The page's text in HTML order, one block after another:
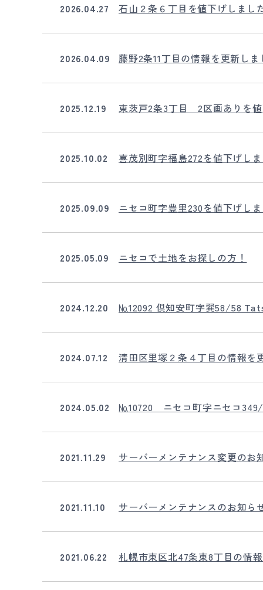
2026.04.27 石山２条６丁目を値下げしまし
2026.04.09 藤野2条11丁目の情報を更新しま
2025.12.19 東茨戸2条3丁目 2区画ありを値
2025.10.02 喜茂別町字福島272を値下げしま
2025.09.09 ニセコ町字豊里230を値下げしま
2025.05.09 ニセコで土地をお探しの方！
2024.12.20 №12092 倶知安町字巽58/58
2024.07.12 清田区里塚２条４丁目の情報を
2024.05.02 №10720 ニセコ町字ニセコ349/
2021.11.29 サーバーメンテナンス変更のお
2021.11.10 サーバーメンテナンスのお知ら
2021.06.22 札幌市東区北47条東8丁目の情